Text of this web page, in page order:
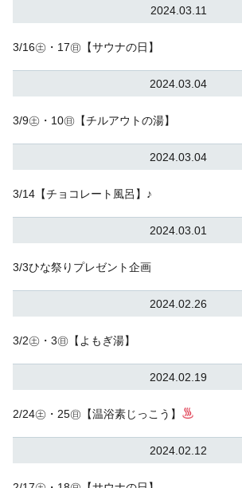
2024.03.11
3/16㊏・17㊐【サウナの日】
2024.03.04
3/9㊏・10㊐【チルアウトの湯】
2024.03.04
3/14【チョコレート風呂】♪
2024.03.01
3/3ひな祭りプレゼント企画
2024.02.26
3/2㊏・3㊐【よもぎ湯】
2024.02.19
2/24㊏・25㊐【温浴素じっこう】
2024.02.12